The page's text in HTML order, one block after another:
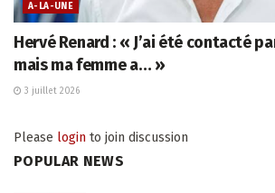
A-LA-UNE
Hervé Renard : « J’ai été contacté
mais ma femme a… »
3 juillet 2026
Please login to join discussion
POPULAR NEWS